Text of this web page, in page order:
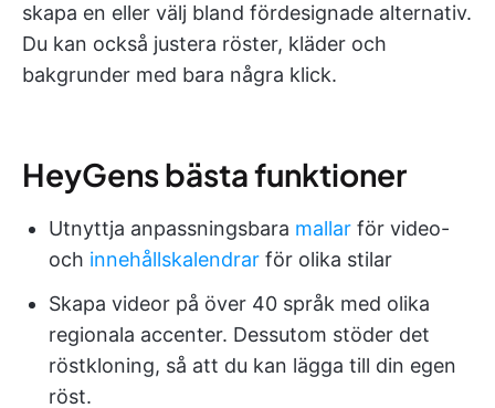
skapa en eller välj bland fördesignade alternativ.
Du kan också justera röster, kläder och
bakgrunder med bara några klick.
HeyGens bästa funktioner
Utnyttja anpassningsbara mallar för video-
och innehållskalendrar för olika stilar
Skapa videor på över 40 språk med olika
regionala accenter. Dessutom stöder det
röstkloning, så att du kan lägga till din egen
röst.